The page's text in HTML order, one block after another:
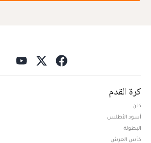
كرة القدم
كان
أسود الأطلس
البطولة
كأس العرش